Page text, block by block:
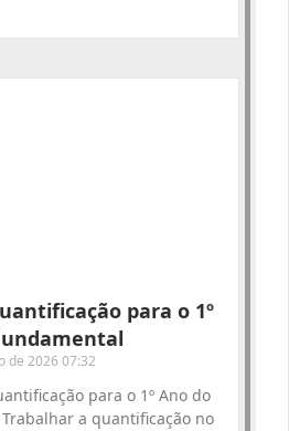
para o 1º
de 2026 07:32
para o 1º Ano do
a quantificação no